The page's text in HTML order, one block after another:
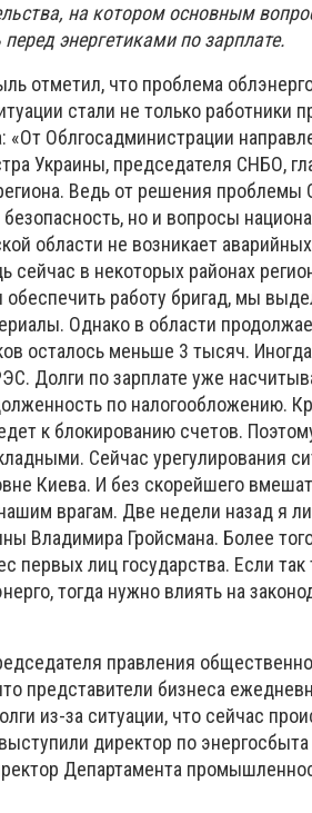
на котором основным
энергетиками по зарплате.
отметил, что проблема
стали не только работники
«От Облгосадминистрации
Украины, председателя СНБО,
Ведь от решения проблемы
но и вопросы
области не возникает
сейчас в некоторых районах
работу бригад, мы
Однако в области
осталось меньше 3 тысяч.
Долги по зарплате уже
по налогообложению.
к блокированию счетов.
Сейчас урегулирования
Киева. И без скорейшего
врагам. Две недели назад я
Владимира Гройсмана. Более
первых лиц государства. Если
тогда нужно влиять на
правления
представители бизнеса
из-за ситуации, что сейчас
директор по
Департамента